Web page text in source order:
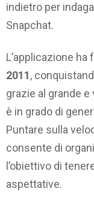
indietro per
Snapchat.
L’applicazione ha
2011,
grazie al grande
è in grado di
Puntare sulla
consente di
l’obiettivo di
aspettative.